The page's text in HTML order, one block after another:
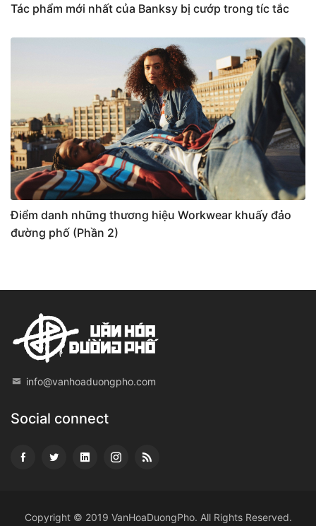
Tác phẩm mới nhất của Banksy bị cướp trong tíc tắc
Điểm danh những thương hiệu Workwear khuấy đảo
đường phố (Phần 2)
info@vanhoaduongpho.com
Social connect
Copyright © 2019 VanHoaDuongPho. All Rights Reserved.